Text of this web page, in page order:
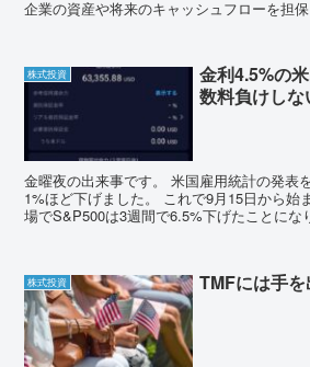
企業の資産や将来のキャッシュフローを担
株式投資
金利4.5%の
数料負けしな
金曜夜の出来事です。 米国雇用統計の発表
1%ほど下げました。 これで9月15日から始
場でS&P500は3週間で6.5%下げたことにな
株式投資 TMFには手